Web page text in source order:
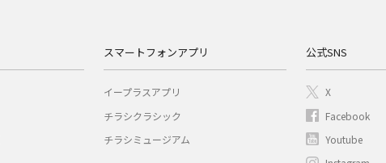
スマートフォンアプリ
イープラスアプリ
チラシクラシック
チラシミュージアム
公式SNS
X
Facebook
Youtube